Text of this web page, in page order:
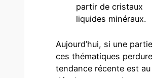
partir de cristaux
liquides minéraux.
Aujourd’hui, si une
ces thématiques
tendance récente est au